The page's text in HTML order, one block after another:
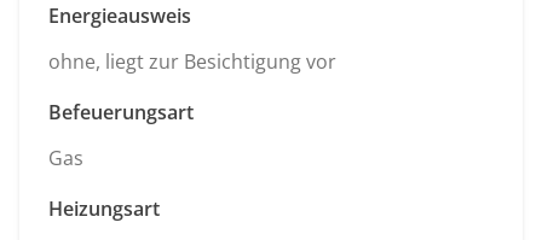
Energieausweis
ohne, liegt zur Besichtigung vor
Befeuerungsart
Gas
Heizungsart